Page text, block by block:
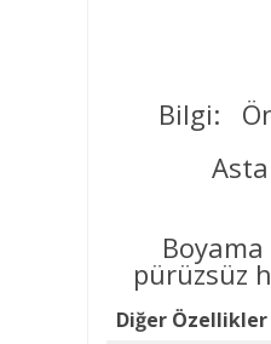
Bilgi:
Astar,
pürüzsüz
Diğer Özellikler